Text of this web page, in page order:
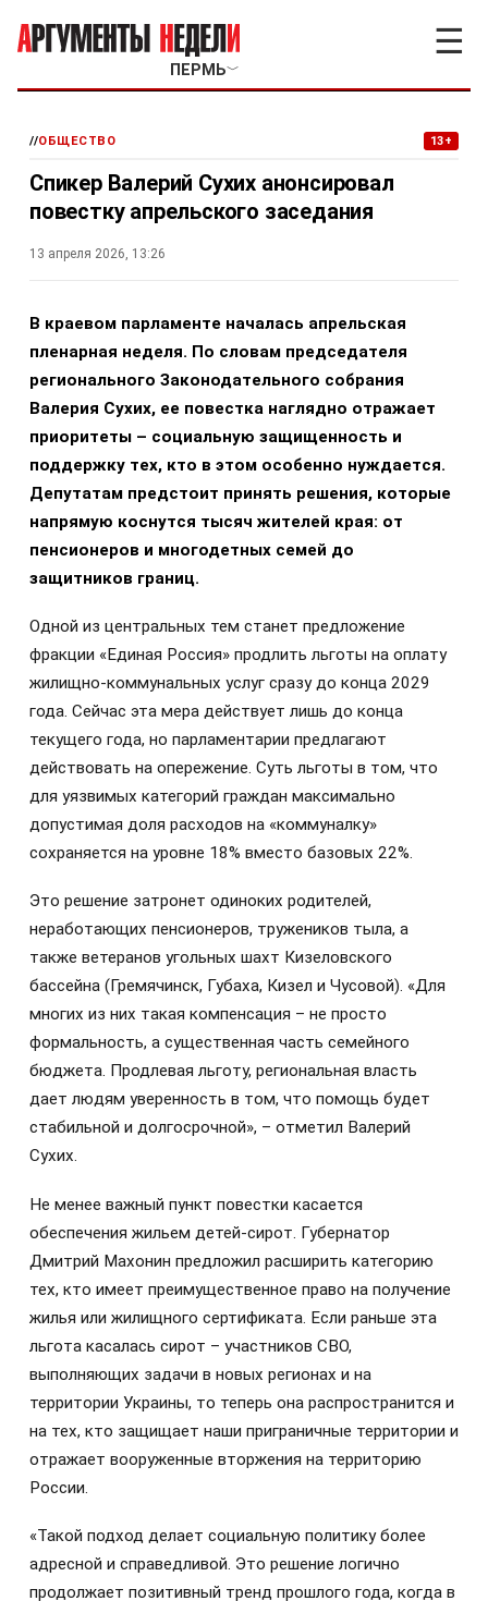
ПЕРМЬ﹀
☰
//ОБЩЕСТВО 13+
Спикер Валерий Сухих анонсировал
повестку апрельского заседания
13 апреля 2026, 13:26
В краевом парламенте началась апрельская
пленарная неделя. По словам председателя
регионального Законодательного собрания
Валерия Сухих, ее повестка наглядно отражает
приоритеты – социальную защищенность и
поддержку тех, кто в этом особенно нуждается.
Депутатам предстоит принять решения, которые
напрямую коснутся тысяч жителей края: от
пенсионеров и многодетных семей до
защитников границ.
Одной из центральных тем станет предложение
фракции «Единая Россия» продлить льготы на оплату
жилищно-коммунальных услуг сразу до конца 2029
года. Сейчас эта мера действует лишь до конца
текущего года, но парламентарии предлагают
действовать на опережение. Суть льготы в том, что
для уязвимых категорий граждан максимально
допустимая доля расходов на «коммуналку»
сохраняется на уровне 18% вместо базовых 22%.
Это решение затронет одиноких родителей,
неработающих пенсионеров, тружеников тыла, а
также ветеранов угольных шахт Кизеловского
бассейна (Гремячинск, Губаха, Кизел и Чусовой). «Для
многих из них такая компенсация – не просто
формальность, а существенная часть семейного
бюджета. Продлевая льготу, региональная власть
дает людям уверенность в том, что помощь будет
стабильной и долгосрочной», – отметил Валерий
Сухих.
Не менее важный пункт повестки касается
обеспечения жильем детей-сирот. Губернатор
Дмитрий Махонин предложил расширить категорию
тех, кто имеет преимущественное право на получение
жилья или жилищного сертификата. Если раньше эта
льгота касалась сирот – участников СВО,
выполняющих задачи в новых регионах и на
территории Украины, то теперь она распространится и
на тех, кто защищает наши приграничные территории и
отражает вооруженные вторжения на территорию
России.
«Такой подход делает социальную политику более
адресной и справедливой. Это решение логично
продолжает позитивный тренд прошлого года, когда в